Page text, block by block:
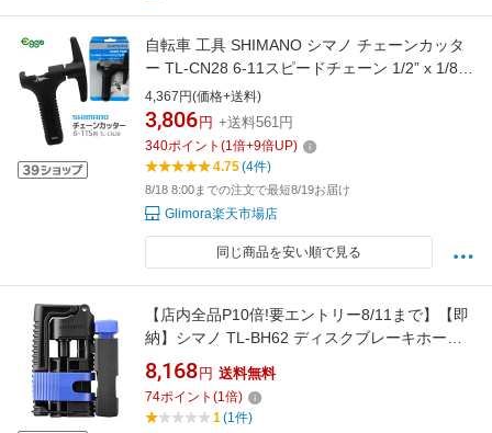
自転車 工具 SHIMANO シマノ チェーンカッタ
ー TL-CN28 6-11スピードチェーン 1/2” x 1/8”
ブラック チェーン切り 自転車修理 補修 11速
10速 9速 8速 7速 6速 Y13098500 CN-NX10
4,367円(価格+送料)
3,806 円 +送料561円
340ポイント (1倍+9倍UP)
4.75(4件)
8/18 8:00までの注文で最短8/19お届け
Glimora楽天市場店
同じ商品を安い順で見る
【店内全品P10倍!要エントリー8/11まで】【即
納】シマノ TL-BH62 ディスクブレーキホース
カット＆セット工具
8,168 円 送料無料
74ポイント (1倍)
1(1件)